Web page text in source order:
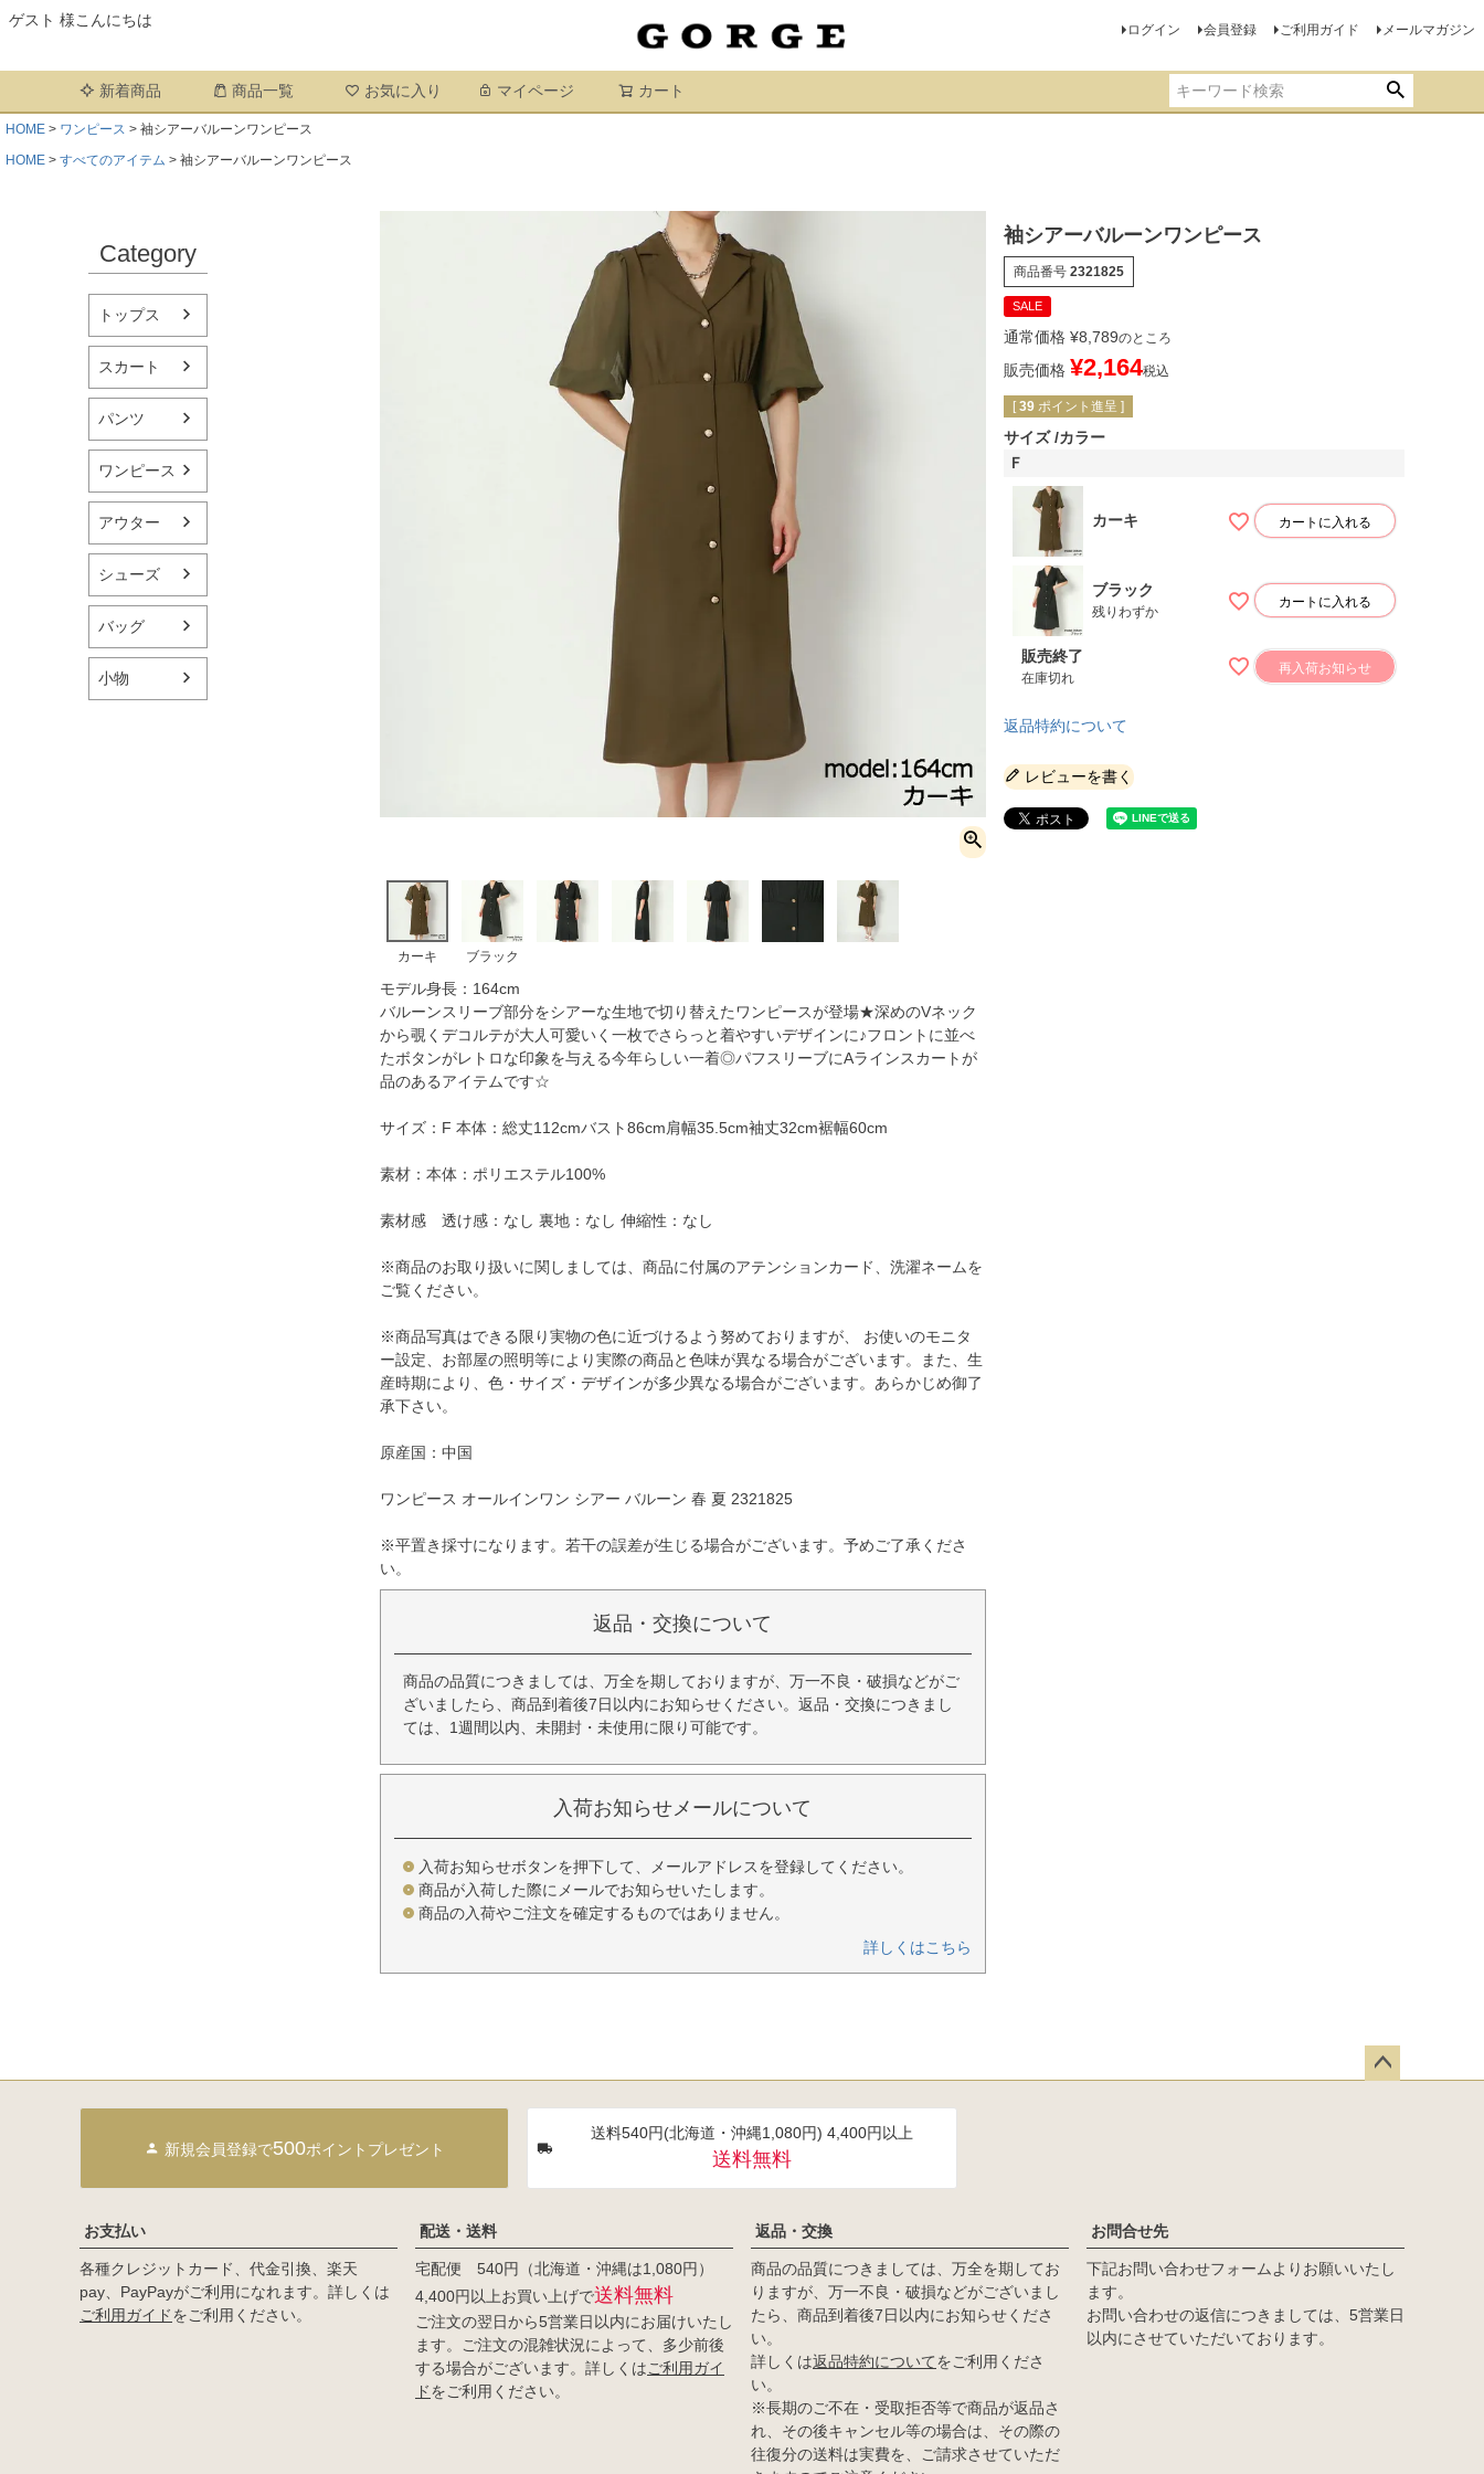
ゲスト 様こんにちは
ログイン 会員登録 ご利用ガイド メールマガジン
新着商品 商品一覧 お気に入り マイページ カート
HOME ワンピース
袖シアーバルーンワンピース
HOME
すべてのアイテム 袖シアーバルーンワンピース
Category
トップス
スカート
パンツ
ワンピース
アウター
シューズ
バッグ
小物
カーキ ブラック
モデル身長：164cm
バルーンスリーブ部分をシアーな生地で切り替えたワンピースが登場★深めのVネック
から覗くデコルテが大人可愛いく一枚でさらっと着やすいデザインに♪フロントに並べ
たボタンがレトロな印象を与える今年らしい一着◎パフスリーブにAラインスカートが
品のあるアイテムです☆
サイズ：F 本体：総丈112cmバスト86cm肩幅35.5cm袖丈32cm裾幅60cm
素材：本体：ポリエステル100%
素材感 透け感：なし 裏地：なし 伸縮性：なし
※商品のお取り扱いに関しましては、商品に付属のアテンションカード、洗濯ネームを
ご覧ください。
※商品写真はできる限り実物の色に近づけるよう努めておりますが、 お使いのモニタ
ー設定、お部屋の照明等により実際の商品と色味が異なる場合がございます。また、生
産時期により、色・サイズ・デザインが多少異なる場合がございます。あらかじめ御了
承下さい。
原産国：中国
ワンピース オールインワン シアー バルーン 春 夏 2321825
※平置き採寸になります。若干の誤差が生じる場合がございます。予めご了承くださ
い。
返品・交換について
商品の品質につきましては、万全を期しておりますが、万一不良・破損などがご
ざいましたら、商品到着後7日以内にお知らせください。返品・交換につきまし
ては、1週間以内、未開封・未使用に限り可能です。
入荷お知らせメールについて
入荷お知らせボタンを押下して、メールアドレスを登録してください。
商品が入荷した際にメールでお知らせいたします。
商品の入荷やご注文を確定するものではありません。
詳しくはこちら
袖シアーバルーンワンピース
商品番号 2321825
SALE
通常価格 ¥8,789のところ
販売価格 ¥2,164税込
[ 39 ポイント進呈 ]
サイズ カラー
Ｆ
カーキ カートに入れる
ブラック
残りわずか
カートに入れる
販売終了
在庫切れ
再入荷お知らせ
返品特約について
レビューを書く
新規会員登録で500ポイントプレゼント
送料540円(北海道・沖縄1,080円) 4,400円以上
送料無料
お支払い
各種クレジットカード、代金引換、楽天
pay、PayPayがご利用になれます。詳しくは
ご利用ガイドをご利用ください。
配送・送料
宅配便 540円（北海道・沖縄は1,080円）
4,400円以上お買い上げで送料無料
ご注文の翌日から5営業日以内にお届けいたし
ます。ご注文の混雑状況によって、多少前後
する場合がございます。詳しくはご利用ガイ
ドをご利用ください。
返品・交換
商品の品質につきましては、万全を期してお
りますが、万一不良・破損などがございまし
たら、商品到着後7日以内にお知らせくださ
い。
詳しくは返品特約についてをご利用くださ
い。
※長期のご不在・受取拒否等で商品が返品さ
れ、その後キャンセル等の場合は、その際の
往復分の送料は実費を、ご請求させていただ
お問合せ先
下記お問い合わせフォームよりお願いいたし
ます。
お問い合わせの返信につきましては、5営業日
以内にさせていただいております。